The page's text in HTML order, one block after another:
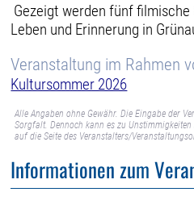
Gezeigt werden fünf
Leben und Erinnerung in
Veranstaltung im Rahmen
Kultursommer 2026
Alle Angaben ohne Gewähr. Die Eingabe der
Sorgfalt. Dennoch kann es zu
auf die Seite des Veranstalters/
Informationen zum